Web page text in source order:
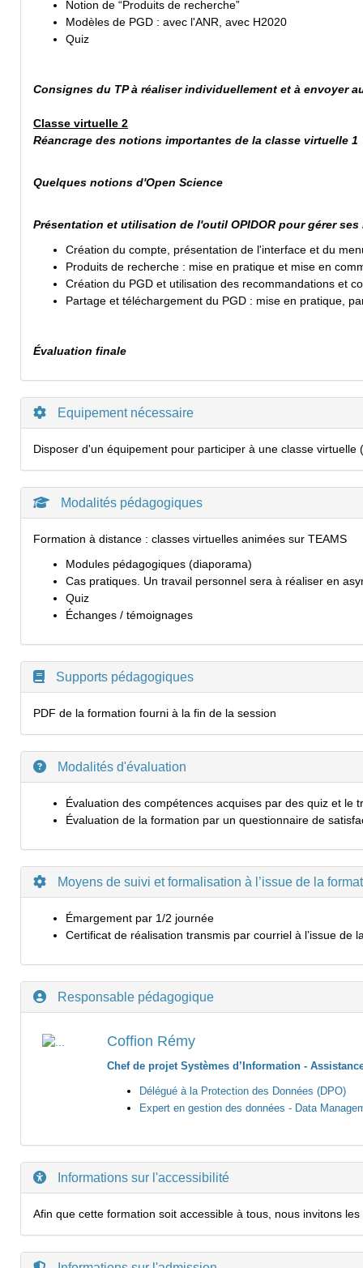
Notion de “Produits de recherche”
Modèles de PGD : avec l'ANR, avec H2020
Quiz
Consignes du TP à réaliser individuellement et à envoyer
Classe virtuelle 2
Réancrage des notions importantes de la classe virtuelle 1
Quelques notions d'Open Science
Présentation et utilisation de l'outil OPIDOR pour gérer
Création du compte, présentation de l'interface et du
Produits de recherche : mise en pratique et mise en
Création du PGD et utilisation des recommandations et
Partage et téléchargement du PGD : mise en pratique,
Évaluation finale
Equipement nécessaire
Disposer d'un équipement pour participer à une classe
Modalités pédagogiques
Formation à distance : classes virtuelles animées sur TEAMS
Modules pédagogiques (diaporama)
Cas pratiques. Un travail personnel sera à réaliser en
Quiz
Échanges / témoignages
Supports pédagogiques
PDF de la formation fourni à la fin de la session
Modalités d'évaluation
Évaluation des compétences acquises par des quiz et le
Évaluation de la formation par un questionnaire de
Moyens de suivi et formalisation à l’issue de la
Émargement par 1/2 journée
Certificat de réalisation transmis par courriel à l’issue de
Responsable pédagogique
Coffion Rémy
Chef de projet Systèmes d’Information -
Délégué à la Protection des Données (DPO)
Expert en gestion des données - Data
Informations sur l'accessibilité
Afin que cette formation soit accessible à tous, nous invitons